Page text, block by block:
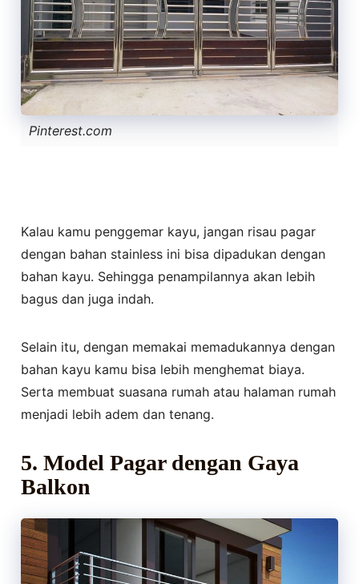
Pinterest.com
Kalau kamu penggemar kayu, jangan risau pagar
dengan bahan stainless ini bisa dipadukan dengan
bahan kayu. Sehingga penampilannya akan lebih
bagus dan juga indah.
Selain itu, dengan memakai memadukannya dengan
bahan kayu kamu bisa lebih menghemat biaya.
Serta membuat suasana rumah atau halaman rumah
menjadi lebih adem dan tenang.
5. Model Pagar dengan Gaya
Balkon